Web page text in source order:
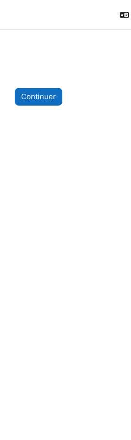
Continuer